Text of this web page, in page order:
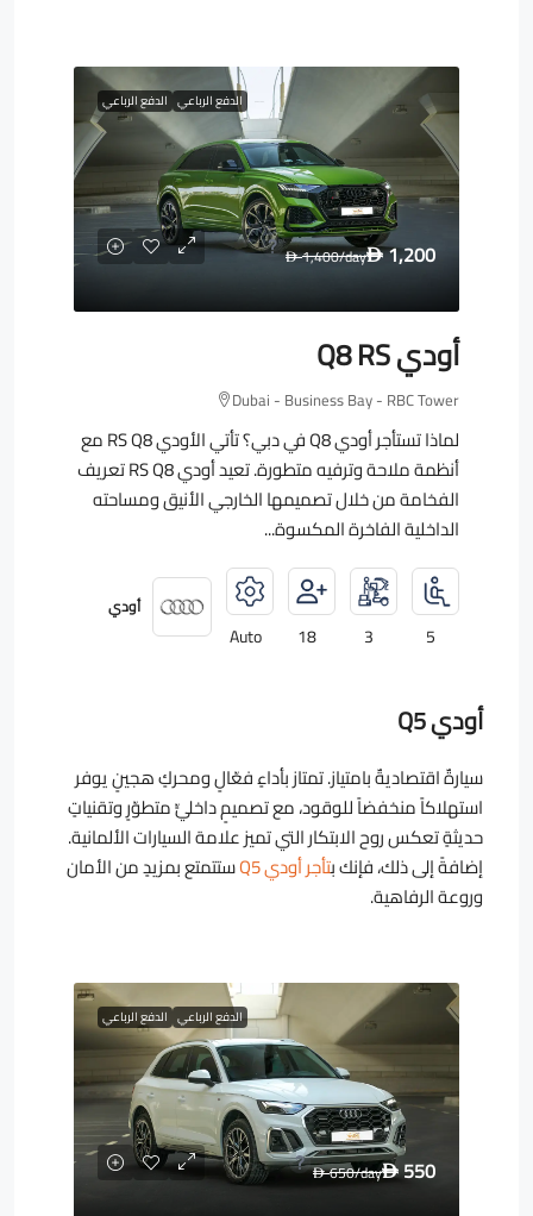
الدفع الرباعي الدفع الرباعي
D1,200
D1,400/day
أودي Q8 RS
Dubai - Business Bay - RBC Tower
لماذا تستأجر أودي Q8 في دبي؟ تأتي الأودي RS Q8 مع
أنظمة ملاحة وترفيه متطورة. تعيد أودي RS Q8 تعريف
الفخامة من خلال تصميمها الخارجي الأنيق ومساحته
الداخلية الفاخرة المكسوة...
5
3
18
Auto
أودي
أودي Q5
سيارةٌ اقتصاديةٌ بامتياز. تمتاز بأداءٍ فعّالٍ ومحركٍ هجينٍ يوفر
استهلاكاً منخفضاً للوقود، مع تصميمٍ داخليٍّ متطوّرٍ وتقنياتٍ
حديثةٍ تعكس روح الابتكار التي تميز علامة السيارات الألمانية.
إضافةً إلى ذلك، فإنك بتأجر أودي Q5
ستتمتع بمزيدٍ من الأمان
وروعة الرفاهية.
الدفع الرباعي الدفع الرباعي
D550
D650/day